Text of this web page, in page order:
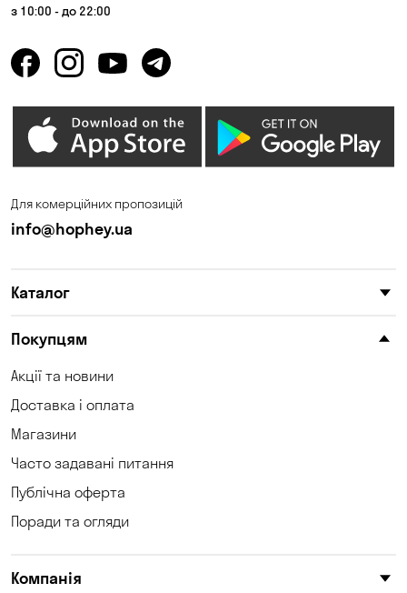
з 10:00 - до 22:00
Для комерційних пропозицій
info@hophey.ua
Каталог
Покупцям
Акції та новини
Доставка і оплата
Магазини
Часто задавані питання
Публічна оферта
Поради та огляди
Компанія